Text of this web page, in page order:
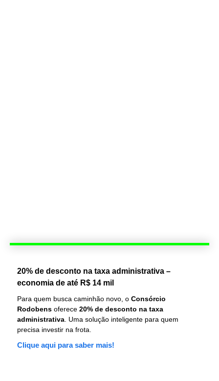
20% de desconto na taxa administrativa –
economia de até R$ 14 mil
Para quem busca caminhão novo, o Consórcio
Rodobens oferece 20% de desconto na taxa
administrativa . Uma solução inteligente para quem
precisa investir na frota.
Clique aqui para saber mais!